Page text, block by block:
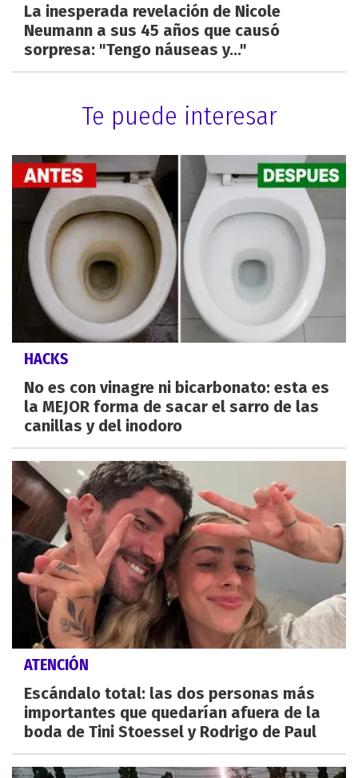
La inesperada revelación de Nicole
Neumann a sus 45 años que causó
sorpresa: "Tengo náuseas y..."
Te puede interesar
HACKS
No es con vinagre ni bicarbonato: esta es
la MEJOR forma de sacar el sarro de las
canillas y del inodoro
ATENCIÓN
Escándalo total: las dos personas más
importantes que quedarían afuera de la
boda de Tini Stoessel y Rodrigo de Paul